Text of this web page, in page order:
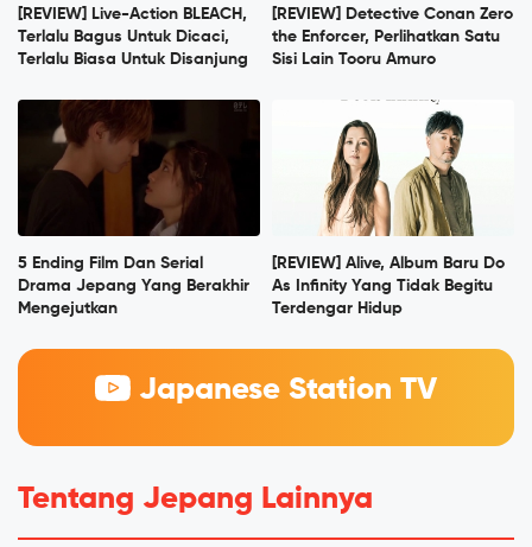
[REVIEW] Live-Action BLEACH,
Terlalu Bagus Untuk Dicaci,
Terlalu Biasa Untuk Disanjung
[REVIEW] Detective Conan Zero
the Enforcer, Perlihatkan Satu
Sisi Lain Tooru Amuro
5 Ending Film Dan Serial
Drama Jepang Yang Berakhir
Mengejutkan
[REVIEW] Alive, Album Baru Do
As Infinity Yang Tidak Begitu
Terdengar Hidup
Japanese Station TV
Tentang Jepang Lainnya